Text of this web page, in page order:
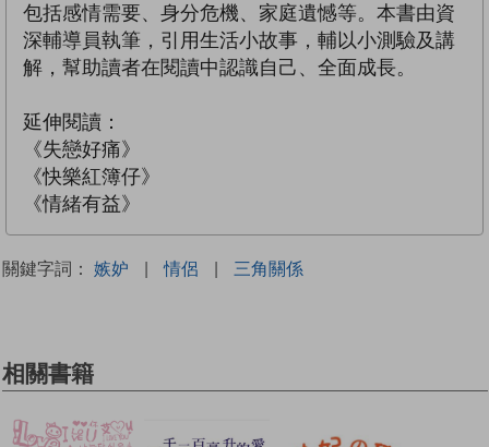
包括感情需要、身分危機、家庭遺憾等。本書由資
深輔導員執筆，引用生活小故事，輔以小測驗及講
解，幫助讀者在閱讀中認識自己、全面成長。
延伸閱讀：
《失戀好痛》
《快樂紅簿仔》
《情緒有益》
關鍵字詞： 嫉妒 | 情侶 | 三角關係
相關書籍